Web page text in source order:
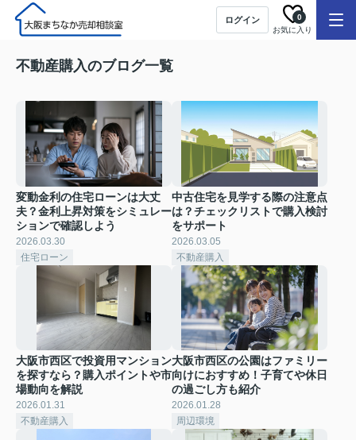
ログイン
お気に入り
0
不動産購入のブログ一覧
変動金利の住宅ローンは大丈
夫？金利上昇対策をシミュレー
ションで確認しよう
2026.03.30
住宅ローン
中古住宅を見学する際の注意点
は？チェックリストで購入検討
をサポート
2026.03.05
不動産購入
大阪市西区で投資用マンション
を探すなら？購入ポイントや市
場動向を解説
2026.01.31
不動産購入
大阪市西区の公園はファミリー
向けにおすすめ！子育てや休日
の過ごし方も紹介
2026.01.28
周辺環境